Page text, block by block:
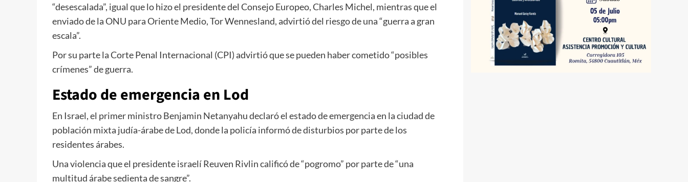
“desescalada”, igual que lo hizo el presidente del Consejo Europeo, Charles Michel, mientras que el
enviado de la ONU para Oriente Medio, Tor Wennesland, advirtió del riesgo de una “guerra a gran
escala”.
Por su parte la Corte Penal Internacional (CPI) advirtió que se pueden haber cometido “posibles
crímenes” de guerra.
Estado de emergencia en Lod
En Israel, el primer ministro Benjamin Netanyahu declaró el estado de emergencia en la ciudad de
población mixta judía-árabe de Lod, donde la policía informó de disturbios por parte de los
residentes árabes.
Una violencia que el presidente israelí Reuven Rivlin calificó de “pogromo” por parte de “una
multitud árabe sedienta de sangre”.